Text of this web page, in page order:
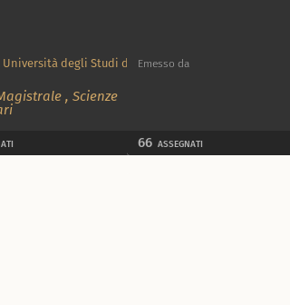
Università degli Studi di
, Scienze
Emesso da
66 ASSEGNATI